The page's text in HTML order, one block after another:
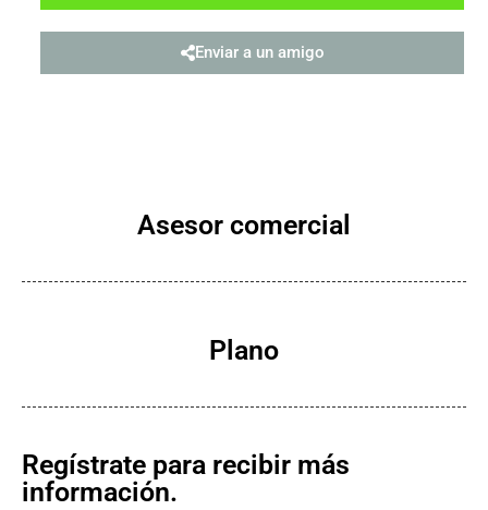
Regístrate para recibir más
información.
Plano
Asesor comercial
Enviar a un amigo